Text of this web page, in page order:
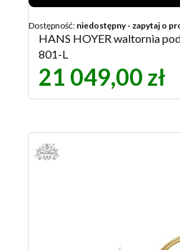
Dostępność: niedostępny - zapytaj o
HANS HOYER waltornia
801-L
21 049,00 zł